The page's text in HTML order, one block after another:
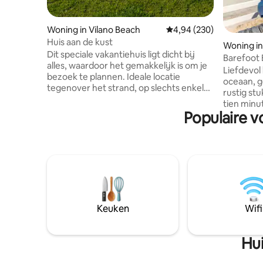
Woning in Vilano Beach Gemiddelde
4,94 (230)
Huis aan de kust
Dit speciale vakantiehuis ligt dicht bij
alles, waardoor het gemakkelijk is om je
bezoek te plannen. Ideale locatie
tegenover het strand, op slechts enkele
historische centrum van St. Augustine.
De kustbungalow uit de jaren 50 ligt aan
huisdiervriendelijke toegang tot het
strand/parkeren en North Shore
Community Park ligt op 1 blok afstand
met tennis-/pickleballbanen, een
Woning
Barefoot
Liefdevol
oceaan,
rustig
tien
Dicht
of zelfs
Populaire
Keuken Wifi